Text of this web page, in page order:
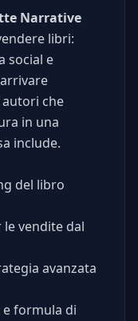
Narrative
libri:
social e
che
in una
include.
del libro
vendite dal
avanzata
formula di